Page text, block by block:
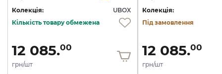
Колекція:
UBOX
Кількість товару обмежена
12 085.00
грн/шт
Колекція:
Під замовлення
12 085.00
грн/шт